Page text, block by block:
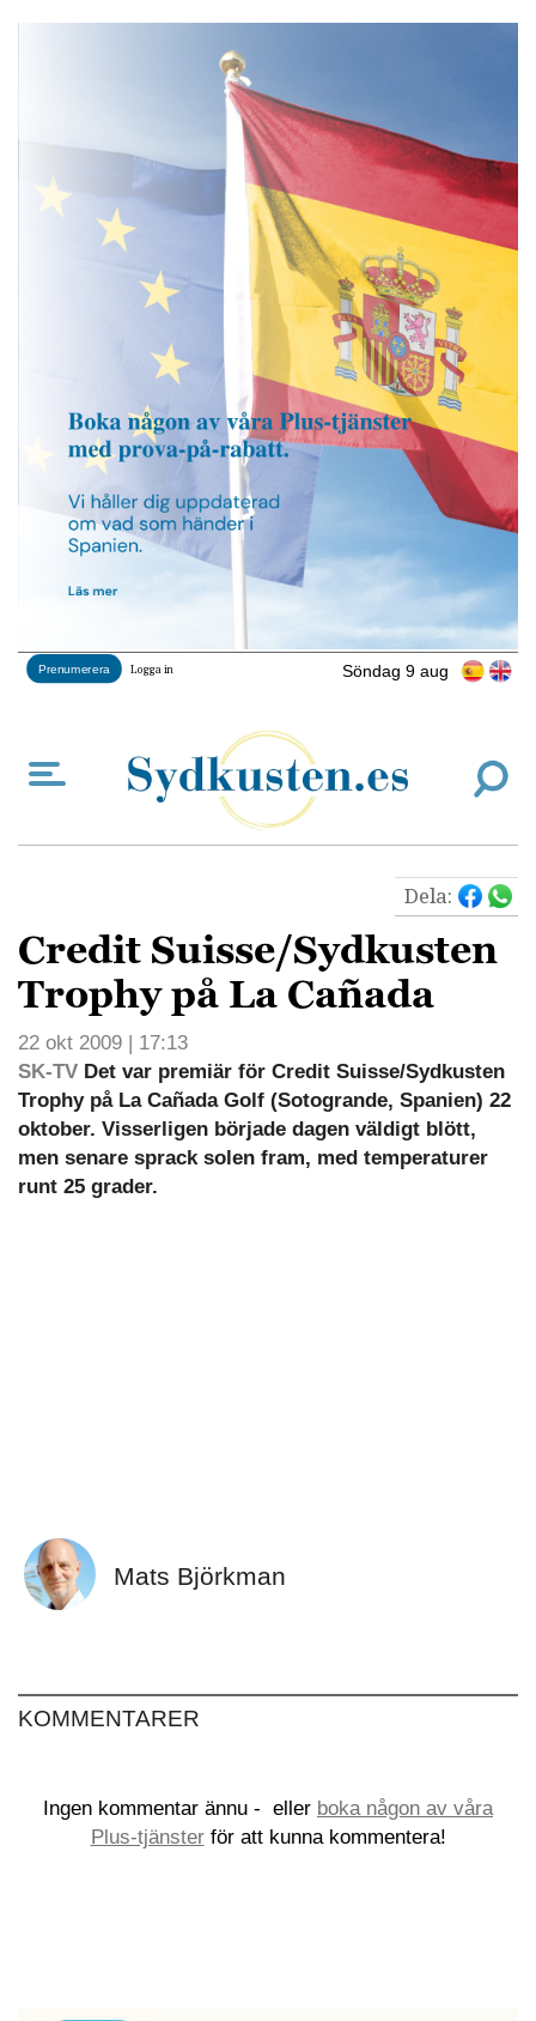
Söndag 9 aug
Prenumerera Logga in
Dela:
Credit Suisse/Sydkusten
Trophy på La Cañada
22 okt 2009 | 17:13
SK-TV Det var premiär för Credit Suisse/Sydkusten
Trophy på La Cañada Golf (Sotogrande, Spanien) 22
oktober. Visserligen började dagen väldigt blött,
men senare sprack solen fram, med temperaturer
runt 25 grader.
Mats Björkman
KOMMENTARER
Ingen kommentar ännu - eller boka någon av våra
Plus-tjänsterför att kunna kommentera!